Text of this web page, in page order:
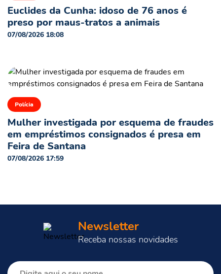
Euclides da Cunha: idoso de 76 anos é
preso por maus-tratos a animais
07/08/2026 18:08
Polícia
Mulher investigada por esquema de fraudes
em empréstimos consignados é presa em
Feira de Santana
07/08/2026 17:59
Newsletter
Receba nossas novidades